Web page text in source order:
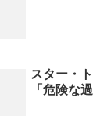
スター・
「危険な